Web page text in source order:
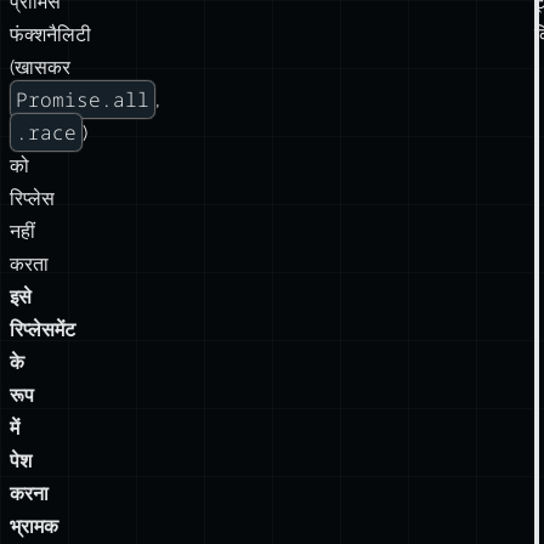
बात
भी
नहीं
करते
लगते?
है।
हालाँकि,
क्योंकि
async / await
सभी
प्रॉमिस
फंक्शनैलिटी
(खासकर
Promise.all
.race
को
रिप्लेस
नहीं
करता
इसे
रिप्लेसमेंट
के